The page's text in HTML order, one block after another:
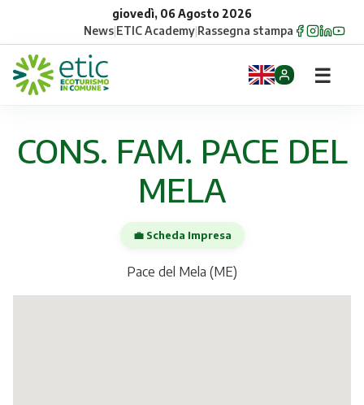
giovedì, 06 Agosto 2026
News|ETIC Academy|Rassegna stampa
Opportunità
☰
CONS. FAM. PACE DEL
MELA
💼 Scheda Impresa
Pace del Mela (ME)